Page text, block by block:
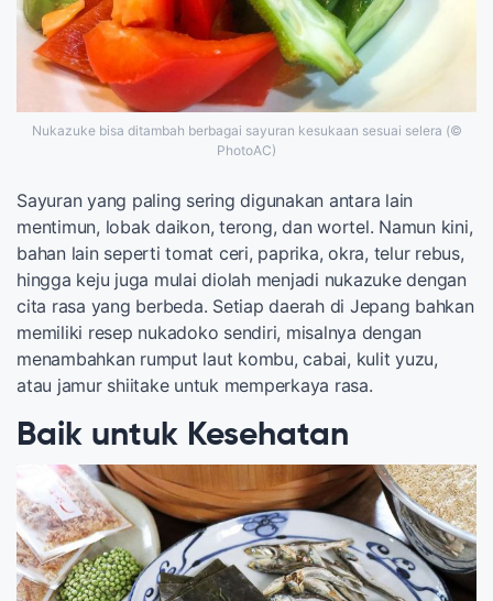
Nukazuke bisa ditambah berbagai sayuran kesukaan sesuai selera (©
PhotoAC)
Sayuran yang paling sering digunakan antara lain
mentimun, lobak daikon, terong, dan wortel. Namun kini,
bahan lain seperti tomat ceri, paprika, okra, telur rebus,
hingga keju juga mulai diolah menjadi nukazuke dengan
cita rasa yang berbeda. Setiap daerah di Jepang bahkan
memiliki resep nukadoko sendiri, misalnya dengan
menambahkan rumput laut kombu, cabai, kulit yuzu,
atau jamur shiitake untuk memperkaya rasa.
Baik untuk Kesehatan